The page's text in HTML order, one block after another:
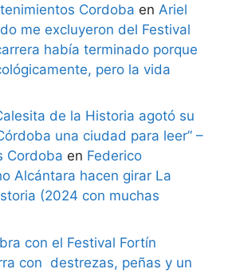
Cordoba en Ariel
me excluyeron del Festival
había terminado porque
pero la vida
de la Historia agotó su
una ciudad para leer” –
Cordoba en Federico
Alcántara hacen girar La
(2024 con muchas
con el Festival Fortín
con destrezas, peñas y un